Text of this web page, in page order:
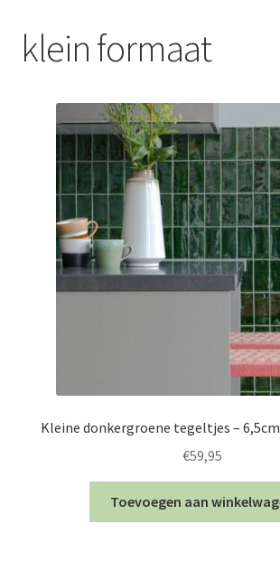
Contact
klein formaat
Kleine donkergroene tegeltjes –
€59,95
Toevoegen aan